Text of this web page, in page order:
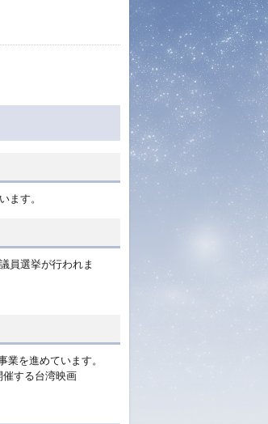
ます。
員選挙が行われま
を進めています。
する台湾映画